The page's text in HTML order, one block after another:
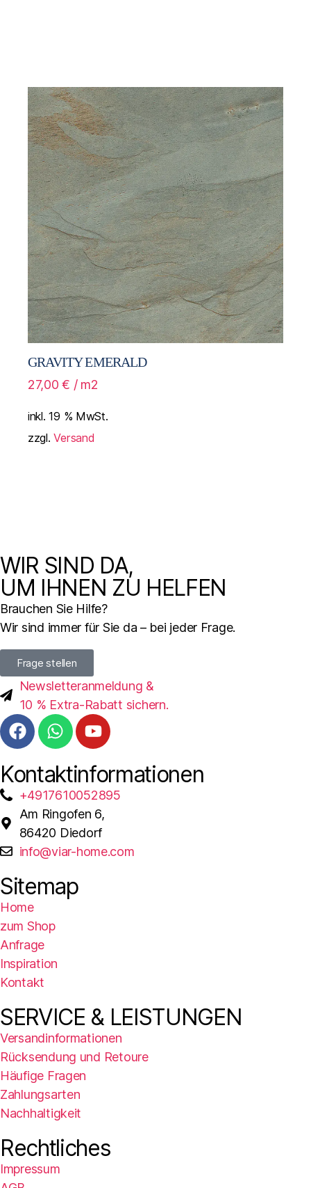
GRAVITY EMERALD
27,00€ / m2
inkl. 19 % MwSt.
zzgl.Versand
WIR SIND DA,
UM IHNEN ZU HELFEN
Brauchen Sie Hilfe?
Wir sind immer für Sie da – bei jeder Frage.
Frage stellen
Newsletteranmeldung &
10 % Extra-Rabatt sichern.
Kontaktinformationen
+4917610052895
Am Ringofen 6,
86420 Diedorf
info@viar-home.com
Sitemap
Home
zum Shop
Anfrage
Inspiration
Kontakt
SERVICE & LEISTUNGEN
Versandinformationen
Rücksendung und Retoure
Häufige Fragen
Zahlungsarten
Nachhaltigkeit
Rechtliches
Impressum